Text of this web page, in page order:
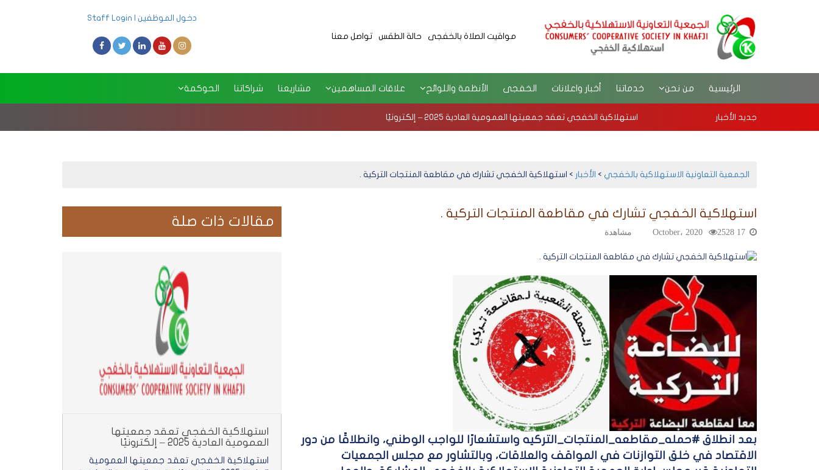
دخول الموظفين | Staff Login
مواقيت الصلاة بالخفجى
حالة الطقس تواصل معنا
الرئيسية من نحن خدماتنا أخبار واعلانات الخفجى الأنظمة واللوائح علاقات المساهمين مشاريعنا شراكاتنا الحوكمة
جديد الأخبار استهلاكية الخفجي تعقد جمعيتها العمومية العادية 2025 – إلكترونيًا
الجمعية التعاونية الاستهلاكية بالخفجي > الأخبار > استهلاكية الخفجي تشارك في مقاطعة المنتجات التركية ‬.
استهلاكية الخفجي تشارك في مقاطعة المنتجات التركية ‬.
17 October، 2020 2528 مشاهدة
بعد انطلاق #‫حمله_مقاطعه_المنتجات_التركيه‬ واستشعارًا للواجب الوطني، وانطلاقًا من دور
الاقتصاد في خلق التوازنات في المواقف والعلاقات، وبالتشاور مع مجلس الجمعيات
مقالات ذات صلة
استهلاكية الخفجي تعقد جمعيتها
العمومية العادية 2025 – إلكترونيًا
استهلاكية الخفجي تعقد جمعيتها العمومية